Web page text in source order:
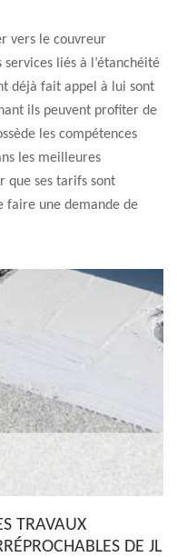
vers le couvreur
liés à l’étanchéité
déjà fait appel à lui sont
ils peuvent profiter de
les compétences
les meilleures
que ses tarifs sont
faire une demande de
TRAVAUX
DE JL